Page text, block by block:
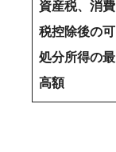
資産税、消費
税控除後の可
処分所得の最
高額